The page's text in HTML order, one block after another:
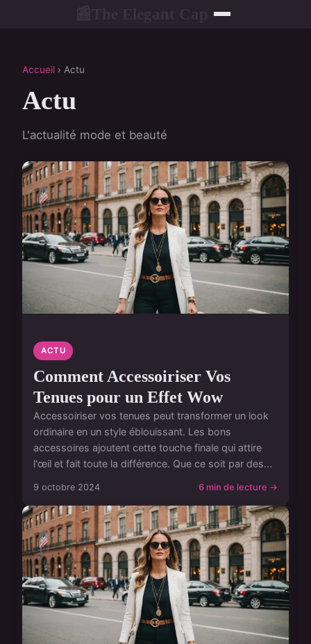
Accueil › Actu
Actu
L'actualité mode et beauté
ACTU
Comment Accessoiriser Vos
Tenues pour un Effet Wow
Accessoiriser vos tenues peut transformer un look
ordinaire en un style éblouissant. Les bons
accessoires ajoutent cette touche finale qui attire
l'œil et fait toute la différence. Que ce soit par des...
9 octobre 2024 6 min de lecture →